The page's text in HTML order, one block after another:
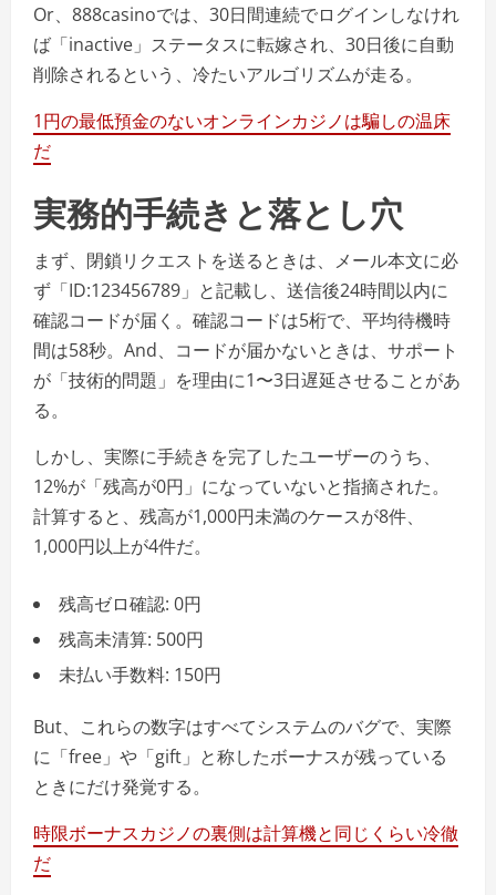
Or、888casinoでは、30日間連続でログインしなけれ
ば「inactive」ステータスに転嫁され、30日後に自動
削除されるという、冷たいアルゴリズムが走る。
1円の最低預金のないオンラインカジノは騙しの温床
だ
実務的手続きと落とし穴
まず、閉鎖リクエストを送るときは、メール本文に必
ず「ID:123456789」と記載し、送信後24時間以内に
確認コードが届く。確認コードは5桁で、平均待機時
間は58秒。And、コードが届かないときは、サポート
が「技術的問題」を理由に1〜3日遅延させることがあ
る。
しかし、実際に手続きを完了したユーザーのうち、
12%が「残高が0円」になっていないと指摘された。
計算すると、残高が1,000円未満のケースが8件、
1,000円以上が4件だ。
残高ゼロ確認: 0円
残高未清算: 500円
未払い手数料: 150円
But、これらの数字はすべてシステムのバグで、実際
に「free」や「gift」と称したボーナスが残っている
ときにだけ発覚する。
時限ボーナスカジノの裏側は計算機と同じくらい冷徹
だ